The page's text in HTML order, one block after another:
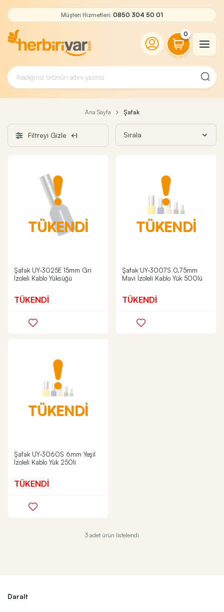
Müşteri Hizmetleri: 0850 304 50 01
0
Ana Sayfa Şafak
Filtreyi Gizle
TÜKENDİ
Şafak UY-3025E 15mm Gri
İzoleli Kablo Yüksüğü
TÜKENDİ
TÜKENDİ
Şafak UY-3007S 0.75mm
Mavi İzoleli Kablo Yük 500lü
TÜKENDİ
TÜKENDİ
Şafak UY-3060S 6mm Yeşil
İzoleli Kablo Yük 250li
TÜKENDİ
3 adet ürün listelendi
Daralt